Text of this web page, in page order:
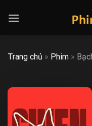
Trang chủ » Phim »